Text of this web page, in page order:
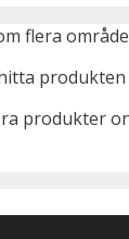
flera
produkten
produkter